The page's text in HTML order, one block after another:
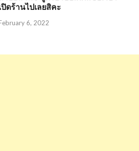
ปิดร้านไปเลยสิคะ
6, 2022